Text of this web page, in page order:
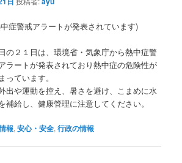
症警戒アラートが発表されています)
の２１日は、環境省・気象庁から熱中症警
ラートが発表されており熱中症の危険性が
っています。
出や運動を控え、暑さを避け、こまめに水
補給し、健康管理に注意してください。
報,安心・安全,行政の情報